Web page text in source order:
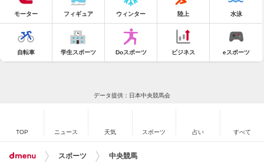
モーター フィギュア ウィンター 陸上 水泳
自転車 学生スポーツ Doスポーツ ビジネス eスポーツ
データ提供：日本中央競馬会
TOP ニュース 天気 スポーツ 占い すべて
スポーツ 中央競馬